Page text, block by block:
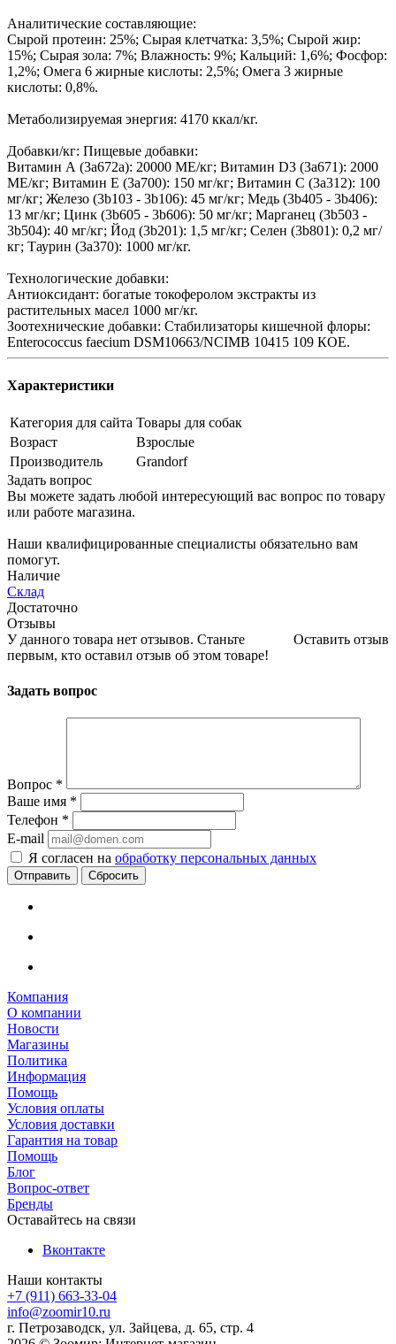
Аналитические составляющие:
Сырой протеин: 25%; Сырая клетчатка: 3,5%; Сырой жир:
15%; Сырая зола: 7%; Влажность: 9%; Кальций: 1,6%; Фосфор:
1,2%; Омега 6 жирные кислоты: 2,5%; Омега 3 жирные
кислоты: 0,8%.
Метаболизируемая энергия: 4170 ккал/кг.
Добавки/кг: Пищевые добавки:
Витамин А (3а672а): 20000 МЕ/кг; Витамин D3 (3а671): 2000
МЕ/кг; Витамин Е (3а700): 150 мг/кг; Витамин С (3а312): 100
мг/кг; Железо (3b103 - 3b106): 45 мг/кг; Медь (3b405 - 3b406):
13 мг/кг; Цинк (3b605 - 3b606): 50 мг/кг; Марганец (3b503 -
3b504): 40 мг/кг; Йод (3b201): 1,5 мг/кг; Селен (3b801): 0,2 мг/
кг; Таурин (3a370): 1000 мг/кг.
Технологические добавки:
Антиоксидант: богатые токоферолом экстракты из
растительных масел 1000 мг/кг.
Зоотехнические добавки: Стабилизаторы кишечной флоры:
Enterococcus faecium DSM10663/NCIMB 10415 109 КОЕ.
Характеристики
Категория для сайта Товары для собак
Возраст
Взрослые
Производитель
Grandorf
Задать вопрос
Вы можете задать любой интересующий вас вопрос по товару
или работе магазина.
Наши квалифицированные специалисты обязательно вам
помогут.
Наличие
Склад
Достаточно
Отзывы
Оставить отзыв
У данного товара нет отзывов. Станьте
первым, кто оставил отзыв об этом товаре!
Задать вопрос
Вопрос *
Ваше имя *
Телефон *
E-mail
Я согласен на обработку персональных данных
Сбросить
Компания
О компании
Новости
Магазины
Политика
Информация
Помощь
Условия оплаты
Условия доставки
Гарантия на товар
Помощь
Блог
Вопрос-ответ
Бренды
Оставайтесь на связи
Вконтакте
Наши контакты
+7 (911) 663-33-04
info@zoomir10.ru
г. Петрозаводск, ул. Зайцева, д. 65, стр. 4